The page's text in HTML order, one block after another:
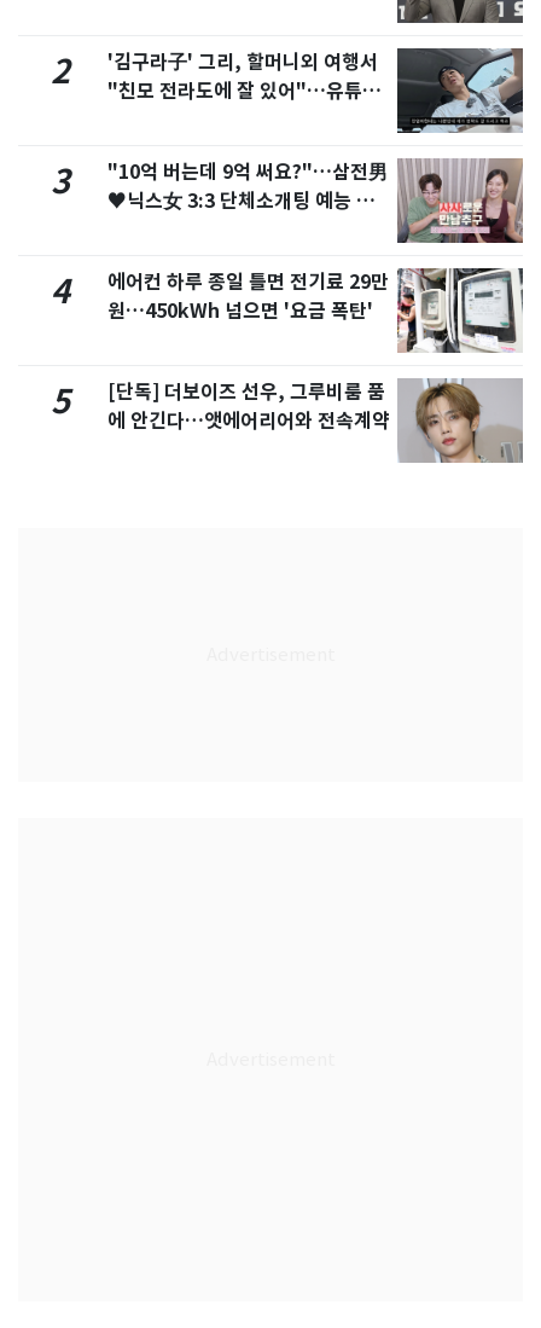
2
'김구라子' 그리, 할머니외 여행서
"친모 전라도에 잘 있어"…유튜브
3
"10억 버는데 9억 써요?"…삼전男
♥닉스女 3:3 단체소개팅 예능 화
4
에어컨 하루 종일 틀면 전기료 29만
원…450kWh 넘으면 '요금 폭탄'
5
[단독] 더보이즈 선우, 그루비룸 품
에 안긴다…앳에어리어와 전속계약